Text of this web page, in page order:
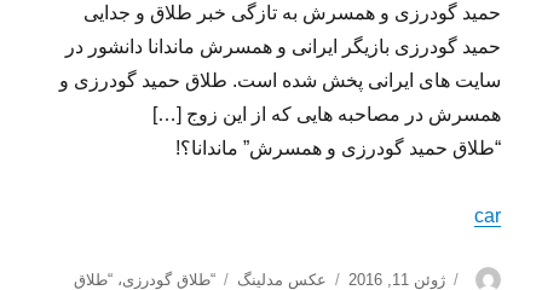
حمید گودرزی و همسرش به تازگی خبر طلاق و جدایی
حمید گودرزی بازیگر ایرانی و همسرش ماندانا دانشور در
سایت های ایرانی پخش شده است. طلاق حمید گودرزی و
همسرش در مصاحبه هایی که از این زوج […]
“طلاق حمید گودرزی و همسرش” ماندانا؟!
car
نویسنده
ارسال
ژوئن 11, 2016 دسته‌ها
عکس مدلینگ برچسب‌ها
“طلاق گودرزی،“طلاق